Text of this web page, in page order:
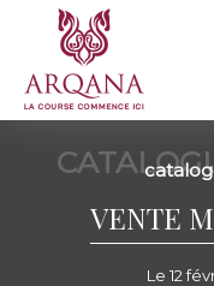
VENTE
Le 12